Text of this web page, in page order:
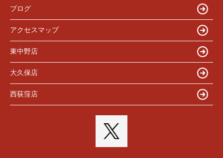
ブログ
アクセスマップ
東中野店
大久保店
西荻窪店